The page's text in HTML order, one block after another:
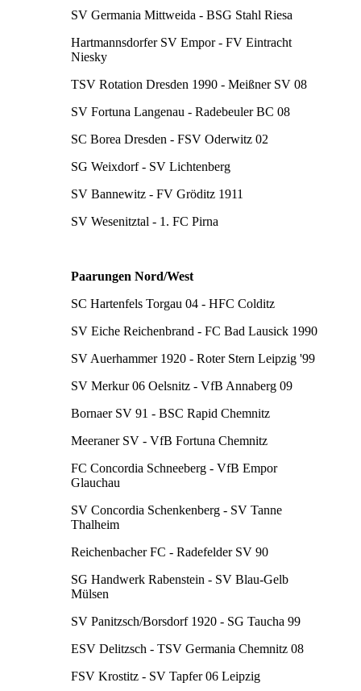
SV Germania Mittweida - BSG Stahl Riesa
Hartmannsdorfer SV Empor - FV Eintracht
Niesky
TSV Rotation Dresden 1990 - Meißner SV 08
SV Fortuna Langenau - Radebeuler BC 08
SC Borea Dresden - FSV Oderwitz 02
SG Weixdorf - SV Lichtenberg
SV Bannewitz - FV Gröditz 1911
SV Wesenitztal - 1. FC Pirna
Paarungen Nord/West
SC Hartenfels Torgau 04 - HFC Colditz
SV Eiche Reichenbrand - FC Bad Lausick 1990
SV Auerhammer 1920 - Roter Stern Leipzig '99
SV Merkur 06 Oelsnitz - VfB Annaberg 09
Bornaer SV 91 - BSC Rapid Chemnitz
Meeraner SV - VfB Fortuna Chemnitz
FC Concordia Schneeberg - VfB Empor
Glauchau
SV Concordia Schenkenberg - SV Tanne
Thalheim
Reichenbacher FC - Radefelder SV 90
SG Handwerk Rabenstein - SV Blau-Gelb
Mülsen
SV Panitzsch/Borsdorf 1920 - SG Taucha 99
ESV Delitzsch - TSV Germania Chemnitz 08
FSV Krostitz - SV Tapfer 06 Leipzig